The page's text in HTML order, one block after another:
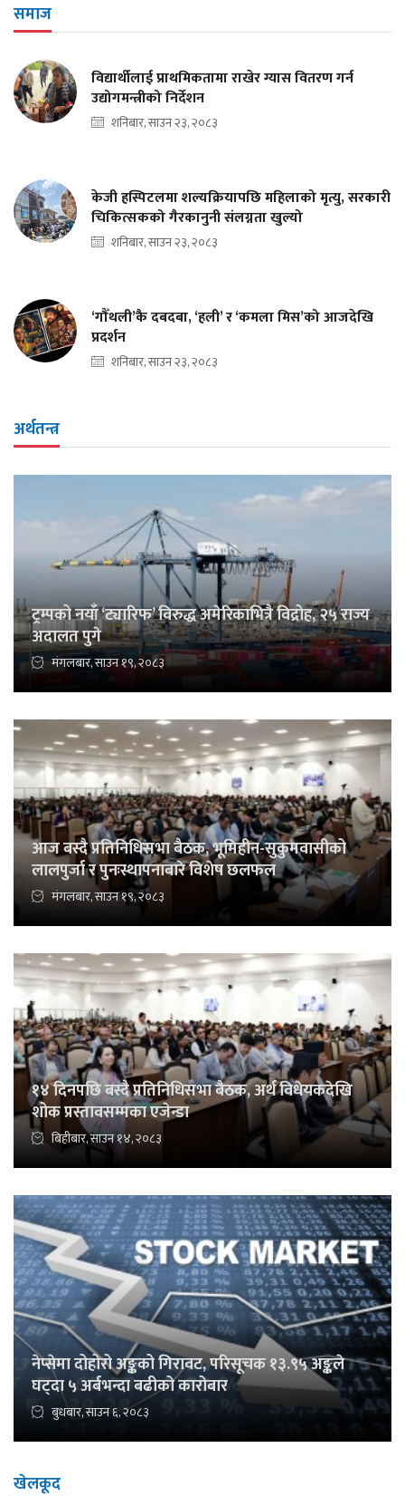
समाज
विद्यार्थीलाई प्राथमिकतामा राखेर ग्यास वितरण गर्न
उद्योगमन्त्रीको निर्देशन
शनिबार, साउन २३, २०८३
केजी हस्पिटलमा शल्यक्रियापछि महिलाको मृत्यु, सरकारी
चिकित्सकको गैरकानुनी संलग्नता खुल्यो
शनिबार, साउन २३, २०८३
‘गौँथली’कै दबदबा, ‘हली’ र ‘कमला मिस’को आजदेखि
प्रदर्शन
शनिबार, साउन २३, २०८३
अर्थतन्त्र
ट्रम्पको नयाँ ‘ट्यारिफ’ विरुद्ध अमेरिकाभित्रै विद्रोह, २५ राज्य
अदालत पुगे
मंगलबार, साउन १९, २०८३
आज बस्दै प्रतिनिधिसभा बैठक, भूमिहीन-सुकुमवासीको
लालपुर्जा र पुनःस्थापनाबारे विशेष छलफल
मंगलबार, साउन १९, २०८३
१४ दिनपछि बस्दै प्रतिनिधिसभा बैठक, अर्थ विधेयकदेखि
शोक प्रस्तावसम्मका एजेन्डा
बिहीबार, साउन १४, २०८३
नेप्सेमा दोहोरो अङ्कको गिरावट, परिसूचक १३.९५ अङ्कले
घट्दा ५ अर्बभन्दा बढीको कारोबार
बुधबार, साउन ६, २०८३
खेलकूद